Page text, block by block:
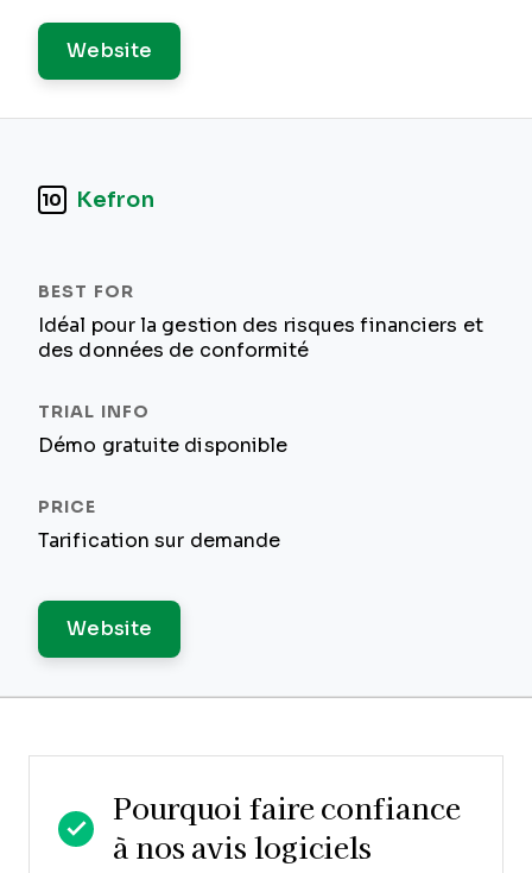
Website
10 Kefron
Idéal pour la gestion des risques financiers et
des données de conformité
Démo gratuite disponible
Tarification sur demande
Website
Pourquoi faire confiance
à nos avis logiciels